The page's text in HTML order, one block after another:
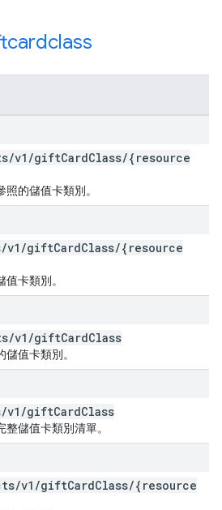
/v1 /giftCardClass/{resource
照的儲值卡類別。
/v1 /giftCardClass/{resource
卡類別。
/v1 /giftCardClass
值卡類別。
/v1 /giftCardClass
儲值卡類別清單。
/v1 /giftCardClass/{resource